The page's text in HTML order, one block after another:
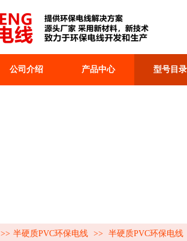
公司介绍 产品中心 型号目录
>> 半硬质PVC环保电线 >> 半硬质PVC环保电线